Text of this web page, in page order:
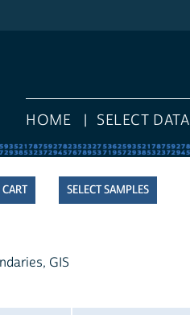
HOME SELECT DATA
SELECT SAMPLES
GIS